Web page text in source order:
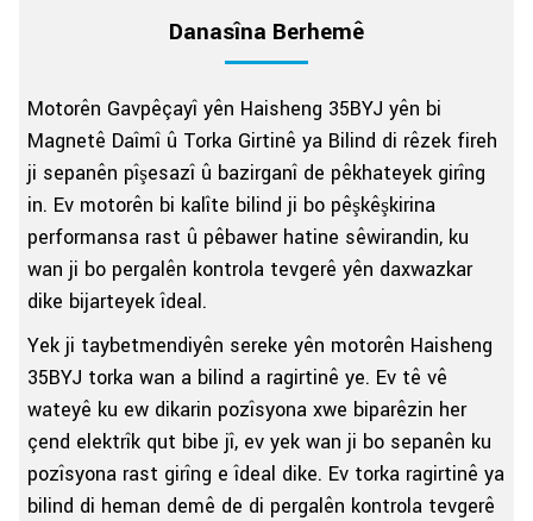
Danasîna Berhemê
Motorên Gavpêçayî yên Haisheng 35BYJ yên bi
Magnetê Daîmî û Torka Girtinê ya Bilind di rêzek fireh
ji sepanên pîşesazî û bazirganî de pêkhateyek girîng
in. Ev motorên bi kalîte bilind ji bo pêşkêşkirina
performansa rast û pêbawer hatine sêwirandin, ku
wan ji bo pergalên kontrola tevgerê yên daxwazkar
dike bijarteyek îdeal.
Yek ji taybetmendiyên sereke yên motorên Haisheng
35BYJ torka wan a bilind a ragirtinê ye. Ev tê vê
wateyê ku ew dikarin pozîsyona xwe biparêzin her
çend elektrîk qut bibe jî, ev yek wan ji bo sepanên ku
pozîsyona rast girîng e îdeal dike. Ev torka ragirtinê ya
bilind di heman demê de di pergalên kontrola tevgerê